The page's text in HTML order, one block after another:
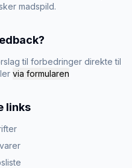
madspild.
til forbedringer direkte til
via formularen
links